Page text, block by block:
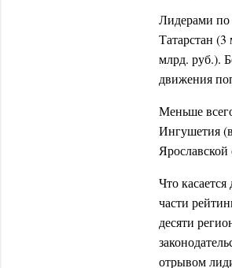
Лидерами
Татарстан
млрд. руб.).
движения
Меньше
Ингушетия
Что
части
десяти
отрывом